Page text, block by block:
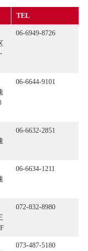
TEL
06-6949-8726
06-6644-9101
06-6632-2851
06-6634-1211
072-832-8980
073-487-5180